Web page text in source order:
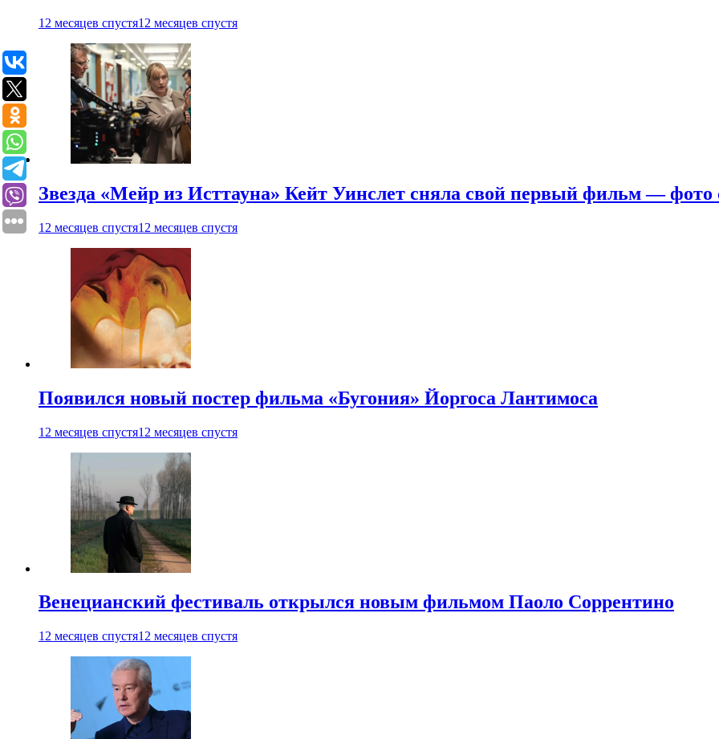
12 месяцев спустя12 месяцев спустя
Звезда «Мейр из Исттауна» Кейт Уинслет сняла свой первый фильм — фото
12 месяцев спустя12 месяцев спустя
Появился новый постер фильма «Бугония» Йоргоса Лантимоса
12 месяцев спустя12 месяцев спустя
Венецианский фестиваль открылся новым фильмом Паоло Соррентино
12 месяцев спустя12 месяцев спустя